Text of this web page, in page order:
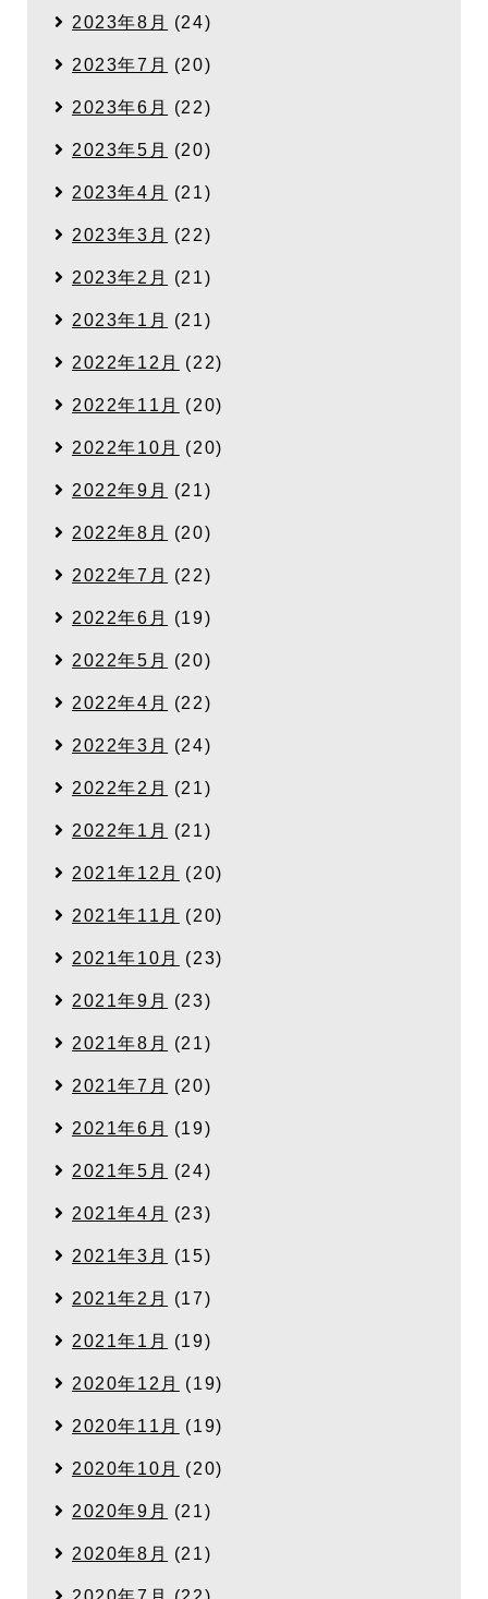
2023年8月 (24)
2023年7月 (20)
2023年6月 (22)
2023年5月 (20)
2023年4月 (21)
2023年3月 (22)
2023年2月 (21)
2023年1月 (21)
2022年12月 (22)
2022年11月 (20)
2022年10月 (20)
2022年9月 (21)
2022年8月 (20)
2022年7月 (22)
2022年6月 (19)
2022年5月 (20)
2022年4月 (22)
2022年3月 (24)
2022年2月 (21)
2022年1月 (21)
2021年12月 (20)
2021年11月 (20)
2021年10月 (23)
2021年9月 (23)
2021年8月 (21)
2021年7月 (20)
2021年6月 (19)
2021年5月 (24)
2021年4月 (23)
2021年3月 (15)
2021年2月 (17)
2021年1月 (19)
2020年12月 (19)
2020年11月 (19)
2020年10月 (20)
2020年9月 (21)
2020年8月 (21)